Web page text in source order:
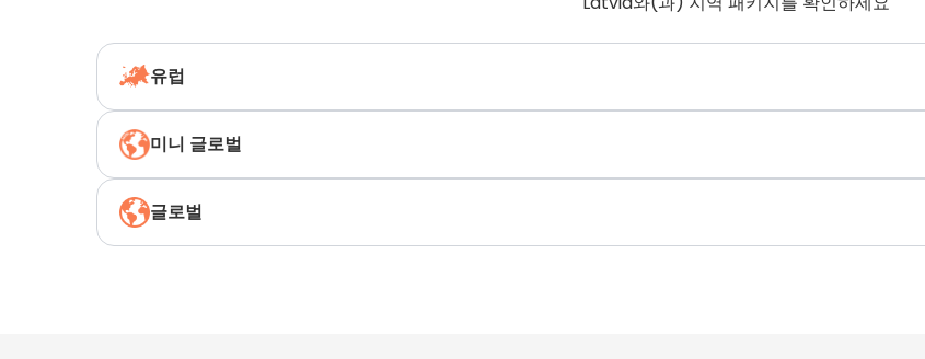
유럽
미니 글로벌
글로벌